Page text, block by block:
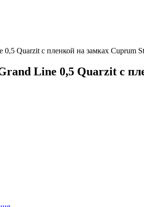
Quarzit с пленкой на замках Cuprum
Line 0,5 Quarzit с